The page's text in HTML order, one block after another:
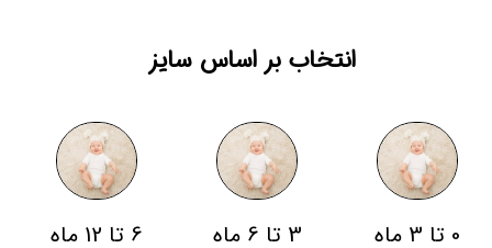
0 تا 3 ماه 3 تا 6 ماه 6 تا 12 ماه
انتخاب بر اساس سایز